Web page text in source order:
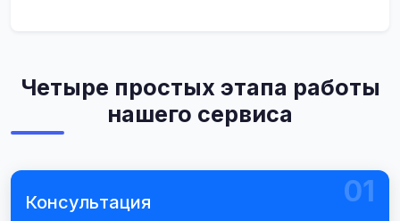
Четыре простых этапа работы
нашего сервиса
01
Консультация